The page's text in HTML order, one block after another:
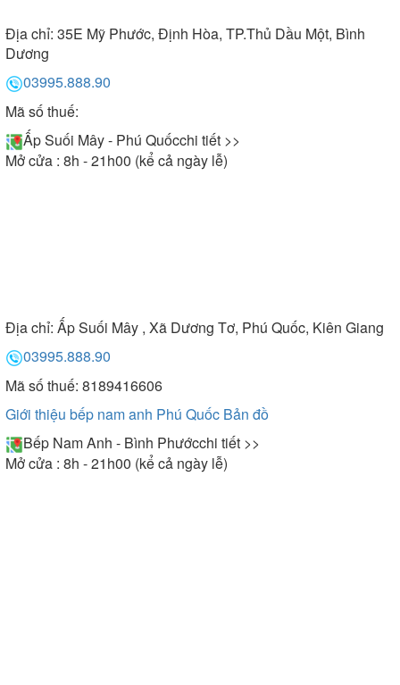
Địa chỉ: 35E Mỹ Phước, Định Hòa, TP.Thủ Dầu Một, Bình
Dương
03995.888.90
Mã số thuế:
Ấp Suối Mây - Phú Quốcchi tiết >>
Mở cửa : 8h - 21h00 (kể cả ngày lễ)
Địa chỉ: Ấp Suối Mây , Xã Dương Tơ, Phú Quốc, Kiên Giang
03995.888.90
Mã số thuế: 8189416606
Giới thiệu bếp nam anh Phú Quốc Bản đồ
Bếp Nam Anh - Bình Phướcchi tiết >>
Mở cửa : 8h - 21h00 (kể cả ngày lễ)